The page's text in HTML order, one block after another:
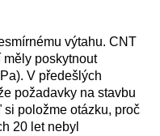
výtahu. CNT
měly poskytnout
V předešlých
požadavky na stavbu
položme otázku, proč
20 let nebyl